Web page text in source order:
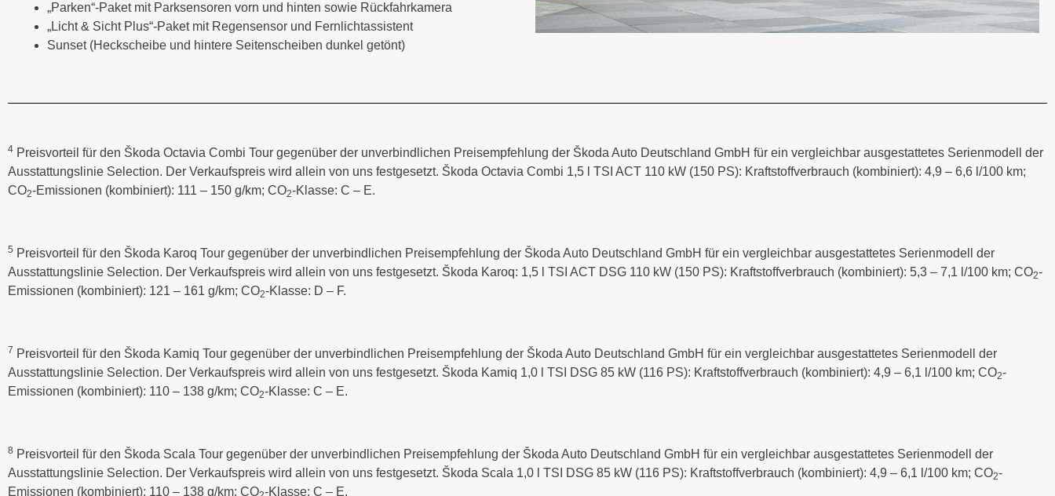
„Parken“-Paket mit Parksensoren vorn und hinten sowie Rückfahrkamera
„Licht & Sicht Plus“-Paket mit Regensensor und Fernlichtassistent
Sunset (Heckscheibe und hintere Seitenscheiben dunkel getönt)
4 Preisvorteil für den Škoda Octavia Combi Tour gegenüber der unverbindlichen Preisempfehlung der Škoda Auto Deutschland GmbH für ein vergleichbar ausgestattetes Serienmodell der
Ausstattungslinie Selection. Der Verkaufspreis wird allein von uns festgesetzt. Škoda Octavia Combi 1,5 l TSI ACT 110 kW (150 PS): Kraftstoffverbrauch (kombiniert): 4,9 – 6,6 l/100 km;
CO2-Emissionen (kombiniert): 111 – 150 g/km; CO2-Klasse: C – E.
5 Preisvorteil für den Škoda Karoq Tour gegenüber der unverbindlichen Preisempfehlung der Škoda Auto Deutschland GmbH für ein vergleichbar ausgestattetes Serienmodell der
Ausstattungslinie Selection. Der Verkaufspreis wird allein von uns festgesetzt. Škoda Karoq: 1,5 l TSI ACT DSG 110 kW (150 PS): Kraftstoffverbrauch (kombiniert): 5,3 – 7,1 l/100 km; CO2-
Emissionen (kombiniert): 121 – 161 g/km; CO2-Klasse: D – F.
7 Preisvorteil für den Škoda Kamiq Tour gegenüber der unverbindlichen Preisempfehlung der Škoda Auto Deutschland GmbH für ein vergleichbar ausgestattetes Serienmodell der
Ausstattungslinie Selection. Der Verkaufspreis wird allein von uns festgesetzt. Škoda Kamiq 1,0 l TSI DSG 85 kW (116 PS): Kraftstoffverbrauch (kombiniert): 4,9 – 6,1 l/100 km; CO2-
Emissionen (kombiniert): 110 – 138 g/km; CO2-Klasse: C – E.
8 Preisvorteil für den Škoda Scala Tour gegenüber der unverbindlichen Preisempfehlung der Škoda Auto Deutschland GmbH für ein vergleichbar ausgestattetes Serienmodell der
Ausstattungslinie Selection. Der Verkaufspreis wird allein von uns festgesetzt. Škoda Scala 1,0 l TSI DSG 85 kW (116 PS): Kraftstoffverbrauch (kombiniert): 4,9 – 6,1 l/100 km; CO2-
Emissionen (kombiniert): 110 – 138 g/km; CO -Klasse: C – E.